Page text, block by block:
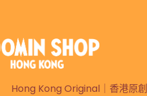
Hong Kong Original｜香港原創